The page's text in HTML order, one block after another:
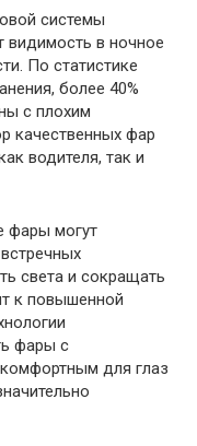
системы
видимость в ночное
По статистике
более 40%
с плохим
качественных фар
водителя, так и
фары могут
света и сокращать
к повышенной
фары с
для глаз